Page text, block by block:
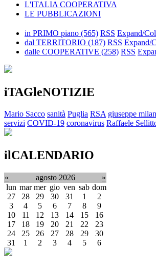
L'ITALIA COOPERATIVA
LE PUBBLICAZIONI
in PRIMO piano (565) RSS Expand/
dal TERRITORIO (187) RSS Expand/
dalle COOPERATIVE (258) RSS
iTAGleNOTIZIE
Mario Sacco sanità Puglia RSA giuseppe
servizi COVID-19 coronavirus Raffaele
ilCALENDARIO
« agosto 2026
»
lun mar mer gio ven sab dom
27
28 29 30 31 1
2
3
4 5 6 7 8
9
10
11 12 13 14 15
16
17
18 19 20 21 22
23
24
25 26 27 28 29
30
31
1 2 3 4 5 6